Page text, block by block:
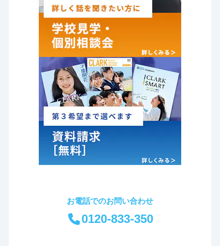
お電話でのお問い合わせ
0120-833-350